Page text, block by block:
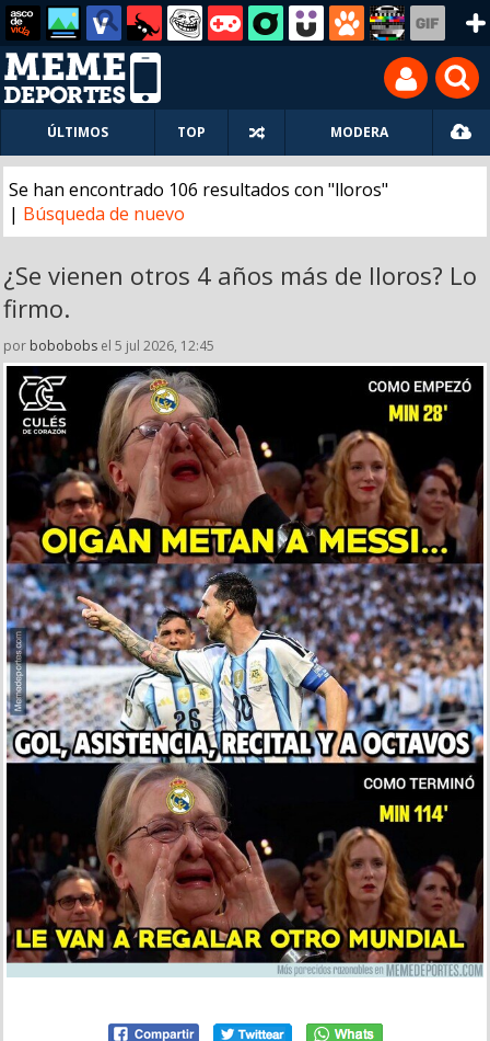
ÚLTIMOS TOP MODERA
Se han encontrado 106 resultados con "lloros"
| Búsqueda de nuevo
¿Se vienen otros 4 años más de lloros? Lo
firmo.
por bobobobs el 5 jul 2026, 12:45